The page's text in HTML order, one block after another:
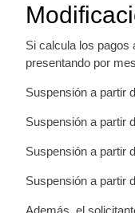
Si calcula los pagos
presentando por
Suspensión a partir
Suspensión a partir
Suspensión a partir
Suspensión a partir
Además, el